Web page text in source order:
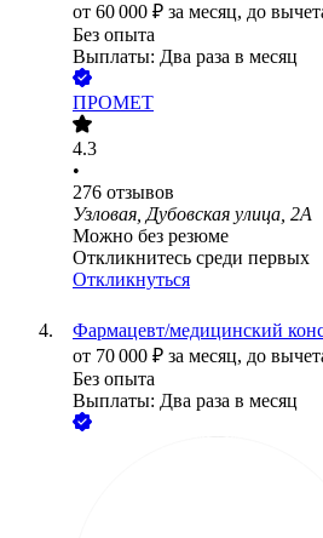
от 60 000 ₽ за месяц, до
Без опыта
Выплаты: Два раза в месяц
ПРОМЕТ
4.3
•
276 отзывов
Узловая, Дубовская улица, 2А
Можно без резюме
Откликнитесь среди первых
Откликнуться
Фармацевт/медицинский
от 70 000 ₽ за месяц, до
Без опыта
Выплаты: Два раза в месяц